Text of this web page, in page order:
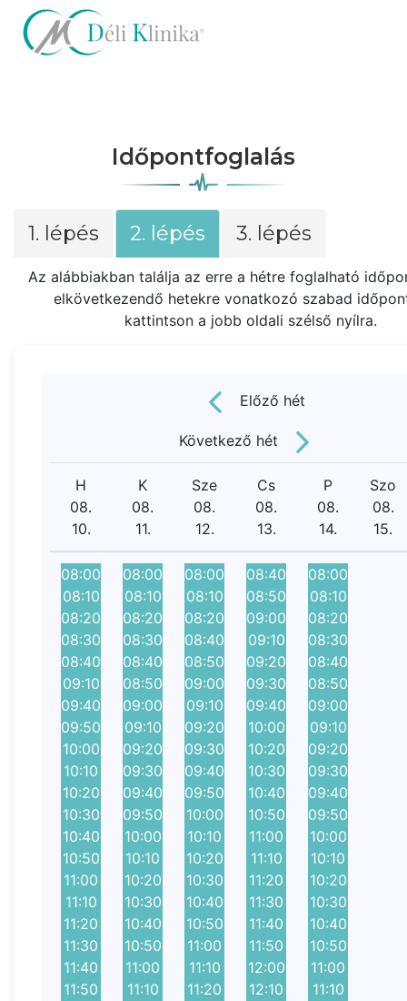
Időpontfoglalás
1. lépés 2. lépés 3. lépés
Az alábbiakban találja az erre a hétre foglalható
elkövetkezendő hetekre vonatkozó szabad
kattintson a jobb oldali szélső nyílra.
Előző hét
Következő hét
H
08.
10.
K
08.
11.
Sze
08.
12.
Cs
08.
13.
P
08.
14.
Szo
08.
15.
08:00
08:10
08:20
08:30
08:40
09:10
09:40
09:50
10:00
10:10
10:20
10:30
10:40
10:50
11:00
11:10
11:20
11:30
11:40
11:50
08:00
08:10
08:20
08:30
08:40
08:50
09:00
09:10
09:20
09:30
09:40
09:50
10:00
10:10
10:20
10:30
10:40
10:50
11:00
11:10
08:00
08:10
08:20
08:40
08:50
09:00
09:10
09:20
09:30
09:40
09:50
10:00
10:10
10:20
10:30
10:40
10:50
11:00
11:10
11:20
08:40
08:50
09:00
09:10
09:20
09:30
09:40
10:00
10:20
10:30
10:40
10:50
11:00
11:10
11:20
11:30
11:40
11:50
12:00
12:10
08:00
08:10
08:20
08:30
08:40
08:50
09:00
09:10
09:20
09:30
09:40
09:50
10:00
10:10
10:20
10:30
10:40
10:50
11:00
11:10